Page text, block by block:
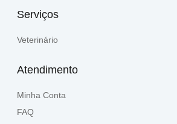
Serviços
Veterinário
Atendimento
Minha Conta
FAQ